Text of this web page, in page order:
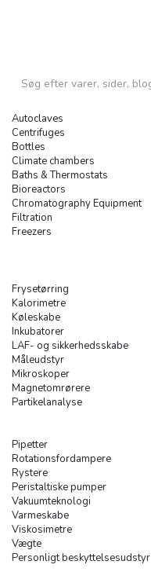
Autoclaves
Centrifuges
Bottles
Climate chambers
Baths & Thermostats
Bioreactors
Chromatography Equipment
Filtration
Freezers
Frysetørring
Kalorimetre
Køleskabe
Inkubatorer
LAF- og sikkerhedsskabe
Måleudstyr
Mikroskoper
Magnetomrørere
Partikelanalyse
Pipetter
Rotationsfordampere
Rystere
Peristaltiske pumper
Vakuumteknologi
Varmeskabe
Viskosimetre
Vægte
Personligt beskyttelsesudstyr